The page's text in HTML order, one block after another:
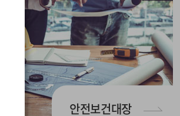
안전보건대장